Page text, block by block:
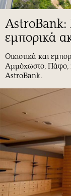
AstroBank:
εμπορικά
Οικιστικά και
Αμμόχωστο, Πάφο,
AstroBank.